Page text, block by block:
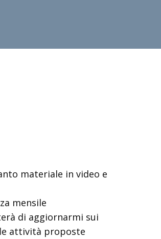
materiale in video e
mensile
di aggiornarmi sui
attività proposte